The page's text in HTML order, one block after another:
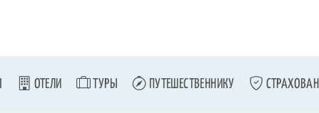
ОТЕЛИ ТУРЫ ПУТЕШЕСТВЕННИКУ